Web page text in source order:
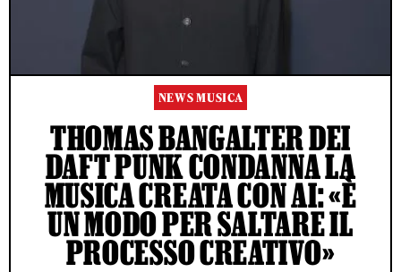
NEWS MUSICA
THOMAS BANGALTER DEI
DAFT PUNK CONDANNA LA
MUSICA CREATA CON AI: «È
UN MODO PER SALTARE IL
PROCESSO CREATIVO»